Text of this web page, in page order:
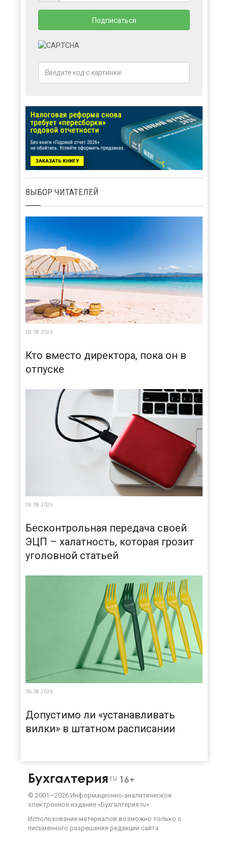
ВЫБОР ЧИТАТЕЛЕЙ
03.08.2026
Кто вместо директора, пока он в
отпуске
04.08.2026
Бесконтрольная передача своей
ЭЦП – халатность, которая грозит
уголовной статьей
06.08.2026
Допустимо ли «устанавливать
вилки» в штатном расписании
Бухгалтерия ru 16+
© 2001—2026 Информационно-аналитическое
электронное издание «Бухгалтерия.ru»
Использование материалов возможно только с
письменного разрешения редакции сайта